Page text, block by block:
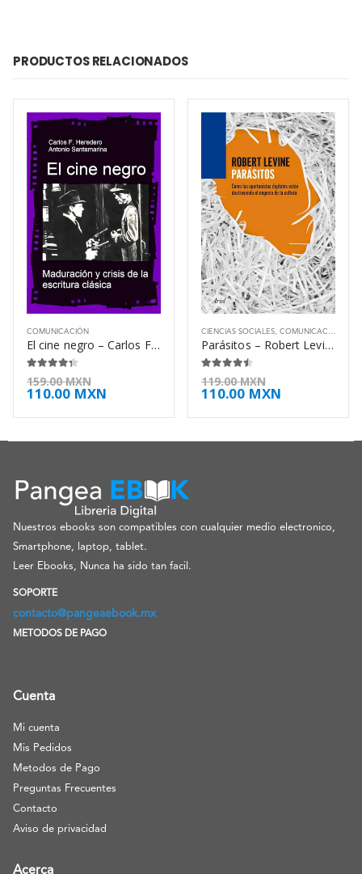
PRODUCTOS RELACIONADOS
COMUNICACIÓN
El cine negro – Carlos F. Heredero
4.25 de 5
159.00MXN
110.00 MXN
CIENCIAS SOCIALES, COMUNICACIÓN
Parásitos – Robert Levine
4.38 de 5
119.00MXN
110.00 MXN
Nuestros ebooks son compatibles con cualquier medio electronico,
Smartphone, laptop, tablet.
Leer Ebooks, Nunca ha sido tan facil.
SOPORTE
contacto@pangeaebook.mx
METODOS DE PAGO
Cuenta
Mi cuenta
Mis Pedidos
Metodos de Pago
Preguntas Frecuentes
Contacto
Aviso de privacidad
Acerca